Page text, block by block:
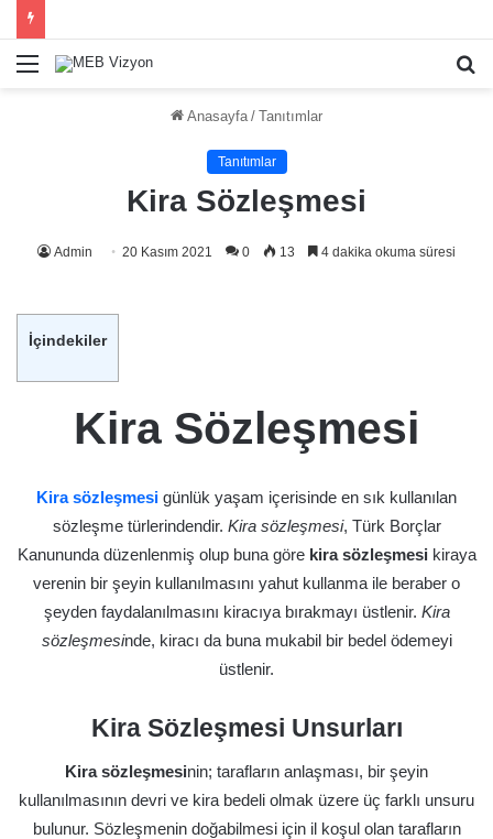
Menü
Anasayfa / Tanıtımlar
Tanıtımlar
Kira Sözleşmesi
Admin 20 Kasım 2021 0 13 4 dakika okuma süresi
İçindekiler
Kira Sözleşmesi
Kira sözleşmesi günlük yaşam içerisinde en sık kullanılan
sözleşme türlerindendir. Kira sözleşmesi, Türk Borçlar
Kanununda düzenlenmiş olup buna göre kira sözleşmesi kiraya
verenin bir şeyin kullanılmasını yahut kullanma ile beraber o
şeyden faydalanılmasını kiracıya bırakmayı üstlenir. Kira
sözleşmesinde, kiracı da buna mukabil bir bedel ödemeyi
üstlenir.
Kira Sözleşmesi Unsurları
Kira sözleşmesinin; tarafların anlaşması, bir şeyin
kullanılmasının devri ve kira bedeli olmak üzere üç farklı unsuru
bulunur. Sözleşmenin doğabilmesi için il koşul olan tarafların